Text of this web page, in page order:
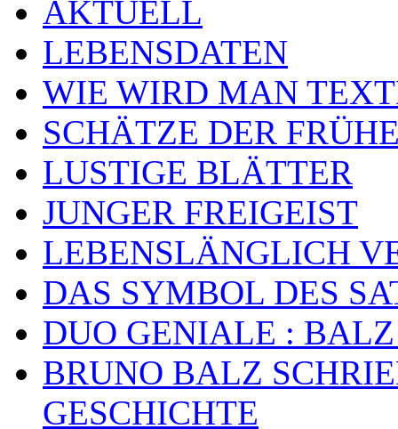
AKTUELL
LEBENSDATEN
WIE WIRD MAN
SCHÄTZE DER
LUSTIGE BLÄTTER
JUNGER FREIGEIST
LEBENSLÄNGLICH
DAS SYMBOL DES
DUO GENIALE :
BRUNO BALZ
GESCHICHTE